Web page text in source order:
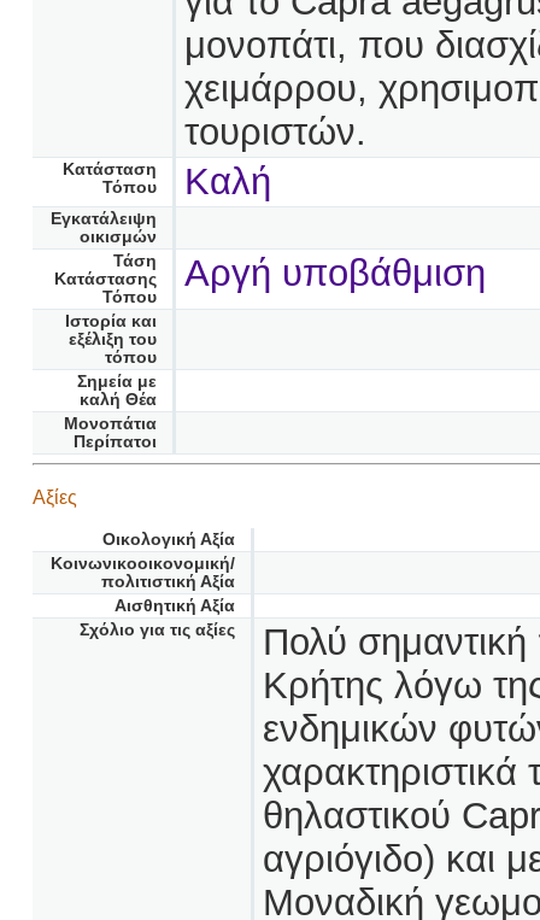
μονοπάτι, που
χειμάρρου,
τουριστών.
Κατάσταση
Τόπου
Καλή
Εγκατάλειψη
οικισμών
Τάση
Κατάστασης
Τόπου
Αργή υποβάθμιση
Ιστορία και
εξέλιξη του
τόπου
Σημεία με
καλή Θέα
Μονοπάτια
Περίπατοι
Αξίες
Οικολογική Αξία
Κοινωνικοοικονομική/
πολιτιστική Αξία
Αισθητική Αξία
Σχόλιο για τις αξίες
Πολύ σημαντική
Κρήτης λόγω
ενδημικών
χαρακτηριστικά
θηλαστικού
αγριόγιδο) και
Μοναδική